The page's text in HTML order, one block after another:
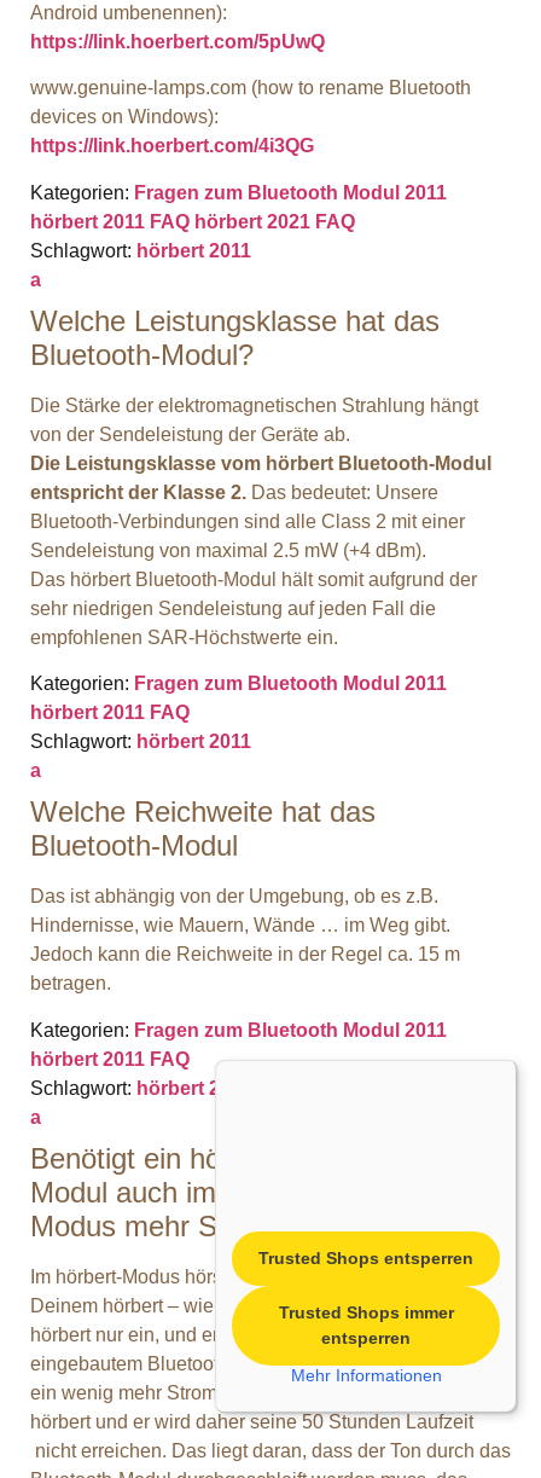
Android umbenennen):
https://link.hoerbert.com/5pUwQ
www.genuine-lamps.com (how to rename Bluetooth
devices on Windows):
https://link.hoerbert.com/4i3QG
Kategorien: Fragen zum Bluetooth Modul 2011
hörbert 2011 FAQ hörbert 2021 FAQ
Schlagwort: hörbert 2011
a
Welche Leistungsklasse hat das
Bluetooth-Modul?
Die Stärke der elektromagnetischen Strahlung hängt
von der Sendeleistung der Geräte ab.
Die Leistungsklasse vom hörbert Bluetooth-Modul
entspricht der Klasse 2. Das bedeutet: Unsere
Bluetooth-Verbindungen sind alle Class 2 mit einer
Sendeleistung von maximal 2.5 mW (+4 dBm).
Das hörbert Bluetooth-Modul hält somit aufgrund der
sehr niedrigen Sendeleistung auf jeden Fall die
empfohlenen SAR-Höchstwerte ein.
Kategorien: Fragen zum Bluetooth Modul 2011
hörbert 2011 FAQ
Schlagwort: hörbert 2011
a
Welche Reichweite hat das
Bluetooth-Modul
Das ist abhängig von der Umgebung, ob es z.B.
Hindernisse, wie Mauern, Wände … im Weg gibt.
Jedoch kann die Reichweite in der Regel ca. 15 m
betragen.
Kategorien: Fragen zum Bluetooth Modul 2011
hörbert 2011 FAQ
Schlagwort: hörbert 2011
a
Benötigt ein hörbert mit Bluetooth-
Modul auch im Standard hörbert-
Modus mehr Strom?
Im hörbert-Modus hörst Du einfach die Inhalte mit
Deinem hörbert – wie gewohnt. Dazu schaltest Du
hörbert nur ein, und er spielt los. Dein hörbert mit
eingebautem Bluetooth-Modul wird in diesem Modus
ein wenig mehr Strom verbrauchen, als der Standard-
hörbert und er wird daher seine 50 Stunden Laufzeit
nicht erreichen. Das liegt daran, dass der Ton durch das
Trusted Shops entsperren
Trusted Shops immer
entsperren
Mehr Informationen